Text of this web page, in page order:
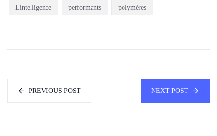
Lintelligence performants polymères
PREVIOUS POST NEXT POST